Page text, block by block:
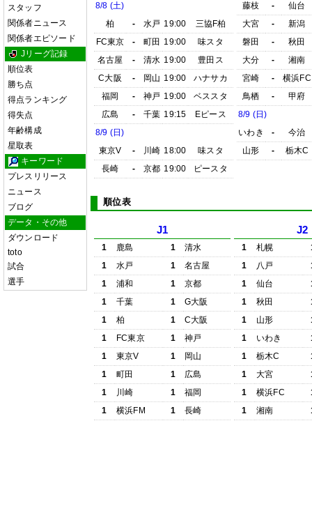
スタッフ
関係者ニュース
関係者エピソード
Jリーグ記録
順位表
勝ち点
得点ランキング
得失点
年齢構成
星取表
キーワード
プレスリリース
ニュース
ブログ
データ・その他
ダウンロード
toto
試合
選手
8/8 (土)
柏
- 水戸 19:00
三協F柏
FC東京
- 町田 19:00
味スタ
名古屋
- 清水 19:00
豊田ス
C大阪
- 岡山 19:00
ハナサカ
福岡
- 神戸 19:00
ベススタ
広島
- 千葉 19:15
Eピース
8/9 (日)
東京V
- 川崎 18:00
味スタ
長崎
- 京都 19:00 ピースタ
藤枝
-
仙台
大宮
-
新潟
磐田
-
秋田
大分
-
湘南
宮崎
-
横浜FC
鳥栖
-
甲府
8/9 (日)
いわき
-
今治
山形
- 栃木C
順位表
J1
1 鹿島 1
清水
1
水戸 1
名古屋
1
浦和 1
京都
1
千葉 1
G大阪
1
柏 1
C大阪
1
FC東京 1
神戸
1
東京V 1
岡山
1
町田 1
広島
1
川崎 1
福岡
1
横浜FM 1 長崎
J2
1 札幌
1
八戸
1
仙台
1
秋田
1
山形
1
いわき
1
栃木C
1
大宮
1
横浜FC
1
湘南